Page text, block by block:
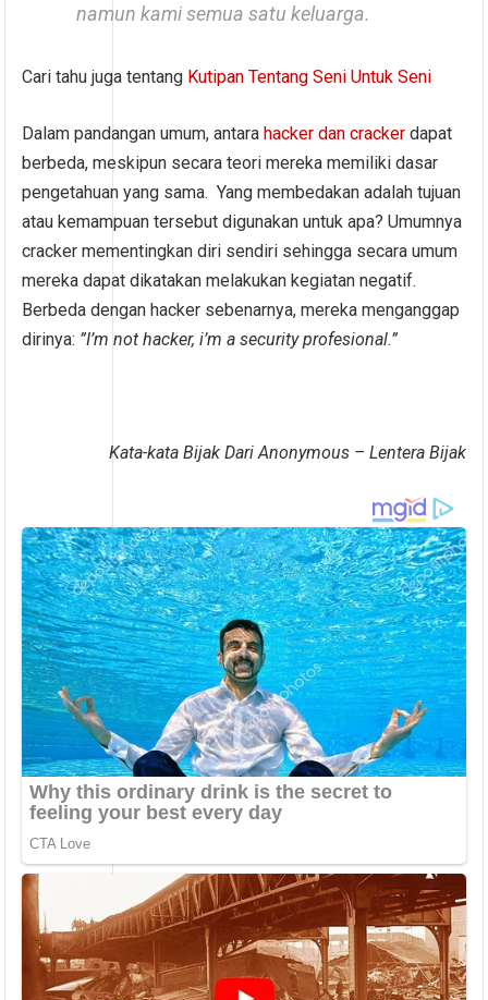
namun kami semua satu keluarga.
Cari tahu juga tentang Kutipan Tentang Seni Untuk Seni
Dalam pandangan umum, antara hacker dan cracker dapat
berbeda, meskipun secara teori mereka memiliki dasar
pengetahuan yang sama. Yang membedakan adalah tujuan
atau kemampuan tersebut digunakan untuk apa? Umumnya
cracker mementingkan diri sendiri sehingga secara umum
mereka dapat dikatakan melakukan kegiatan negatif.
Berbeda dengan hacker sebenarnya, mereka menganggap
dirinya: ”I’m not hacker, i’m a security profesional.”
Kata-kata Bijak Dari Anonymous – Lentera Bijak